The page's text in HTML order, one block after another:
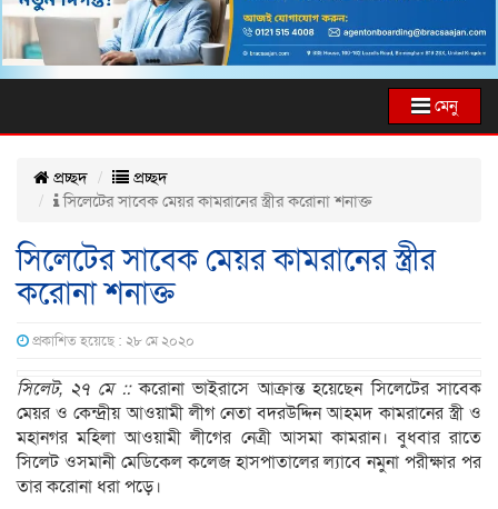
মেনু
প্রচ্ছদ
প্রচ্ছদ
সিলেটের সাবেক মেয়র কামরানের স্ত্রীর করোনা শনাক্ত
সিলেটের সাবেক মেয়র কামরানের স্ত্রীর
করোনা শনাক্ত
প্রকাশিত হয়েছে : ২৮ মে ২০২০
সিলেট, ২৭ মে ::করোনা ভাইরাসে আক্রান্ত হয়েছেন সিলেটের সাবেক
মেয়র ও কেন্দ্রীয় আওয়ামী লীগ নেতা বদরউদ্দিন আহমদ কামরানের স্ত্রী ও
মহানগর মহিলা আওয়ামী লীগের নেত্রী আসমা কামরান। বুধবার রাতে
সিলেট ওসমানী মেডিকেল কলেজ হাসপাতালের ল্যাবে নমুনা পরীক্ষার পর
তার করোনা ধরা পড়ে।